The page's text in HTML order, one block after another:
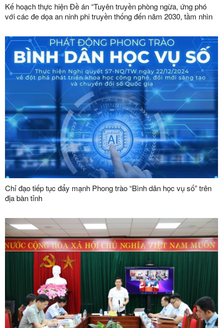
Kế hoạch thực hiện Đề án “Tuyên truyền phòng ngừa, ứng phó
với các đe dọa an ninh phi truyền thống đến năm 2030, tầm nhìn
Chỉ đạo tiếp tục đẩy mạnh Phong trào “Bình dân học vụ số” trên
địa bàn tỉnh